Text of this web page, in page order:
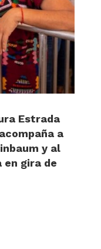
Estrada
a
y al
en gira de